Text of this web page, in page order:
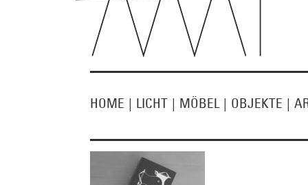
HOME | LICHT | MÖBEL | OBJEKTE |